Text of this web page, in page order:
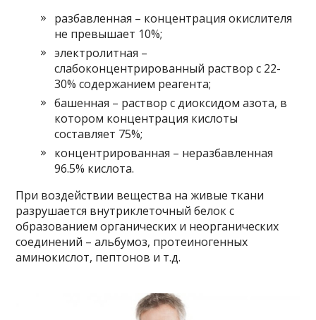
разбавленная – концентрация окислителя
не превышает 10%;
электролитная –
слабоконцентрированный раствор с 22-
30% содержанием реагента;
башенная – раствор с диоксидом азота, в
котором концентрация кислоты
составляет 75%;
концентрированная – неразбавленная
96.5% кислота.
При воздействии вещества на живые ткани
разрушается внутриклеточный белок с
образованием органических и неорганических
соединений – альбумоз, протеиногенных
аминокислот, пептонов и т.д.